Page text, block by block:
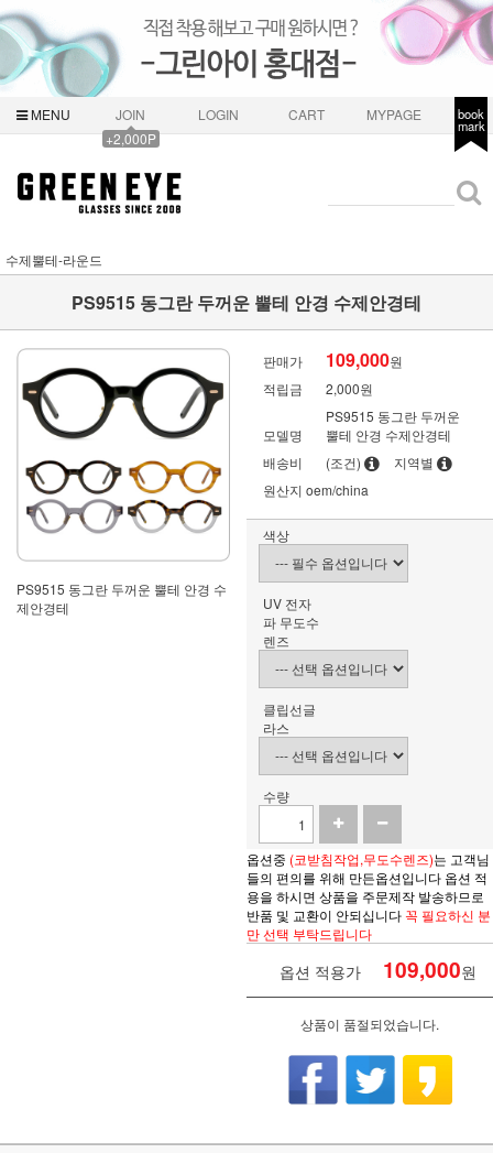
MENU
JOIN
+2,000P
LOGIN CART MYPAGE book
mark
수제뿔테-라운드
PS9515 동그란 두꺼운 뿔테 안경 수제안경테
PS9515 동그란 두꺼운 뿔테 안경 수
제안경테
판매가 109,000원
적립금
2,000원
모델명
PS9515 동그란 두꺼운
뿔테 안경 수제안경테
배송비
(조건)
지역별
원산지 oem/china
색상
UV 전자
파 무도수
렌즈
클립선글
라스
수량
옵션중 (코받침작업,무도수렌즈)는 고객님
들의 편의를 위해 만든옵션입니다 옵션 적
용을 하시면 상품을 주문제작 발송하므로
반품 및 교환이 안되십니다 꼭 필요하신 분
만 선택 부탁드립니다
옵션 적용가 109,000원
상품이 품절되었습니다.